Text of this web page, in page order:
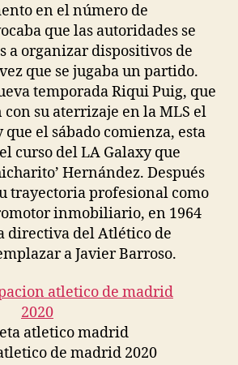
en el número de
que las autoridades se
a organizar dispositivos de
que se jugaba un partido.
temporada Riqui Puig, que
con su aterrizaje en la MLS el
que el sábado comienza, esta
curso del LA Galaxy que
Hernández. Después
trayectoria profesional como
inmobiliario, en 1964
directiva del Atlético de
a Javier Barroso.